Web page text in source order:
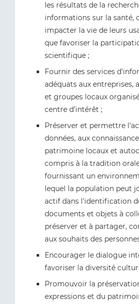
les résultats de la
informations sur la santé,
impacter la vie de leurs
que favoriser la
scientifique ;
Fournir des services
adéquats aux entreprises,
et groupes locaux
centre d’intérêt ;
Préserver et permettre
données, aux
patrimoine locaux et
compris à la tradition
fournissant un
lequel la population peut
actif dans l'identification
documents et objets à
préserver et à partager,
aux souhaits des
Encourager le dialogue
favoriser la diversité
Promouvoir la
expressions et du